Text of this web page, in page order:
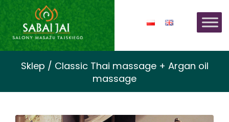
Sklep / Classic Thai massage + Argan oil
massage